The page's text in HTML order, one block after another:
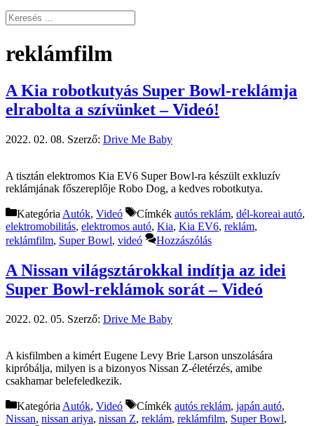
reklámfilm
A Kia robotkutyás Super Bowl-reklámja
elrabolta a szívünket – Videó!
2022. 02. 08. Szerző: Drive Me Baby
A tisztán elektromos Kia EV6 Super Bowl-ra készült exkluzív
reklámjának főszereplője Robo Dog, a kedves robotkutya.
Kategória Autók, Videó Címkék autós reklám, dél-koreai autó,
elektromobilitás, elektromos autó, Kia, Kia EV6, reklám,
reklámfilm, Super Bowl, videó Hozzászólás
A Nissan világsztárokkal indítja az idei
Super Bowl-reklámok sorát – Videó
2022. 02. 05. Szerző: Drive Me Baby
A kisfilmben a kimért Eugene Levy Brie Larson unszolására
kipróbálja, milyen is a bizonyos Nissan Z-életérzés, amibe
csakhamar belefeledkezik.
Kategória Autók, Videó Címkék autós reklám, japán autó,
Nissan, nissan ariya, nissan Z, reklám, reklámfilm, Super Bowl,